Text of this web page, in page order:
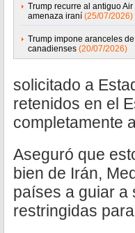
Trump recurre al antiguo
amenaza iraní (25/07/2026)
Trump impone aranceles
canadienses (20/07/2026)
solicitado a
retenidos en el
completamente
Aseguró que
bien de Irán,
países a guiar a
restringidas